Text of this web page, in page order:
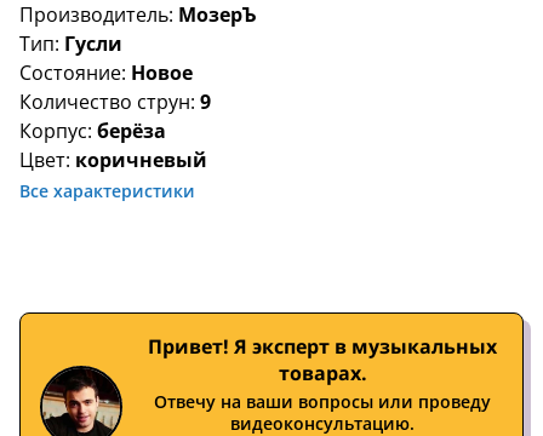
Производитель: МозерЪ
Тип: Гусли
Состояние: Новое
Количество струн: 9
Корпус: берёза
Цвет: коричневый
Все характеристики
Привет! Я эксперт в музыкальных
товарах.
Отвечу на ваши вопросы или проведу
видеоконсультацию.